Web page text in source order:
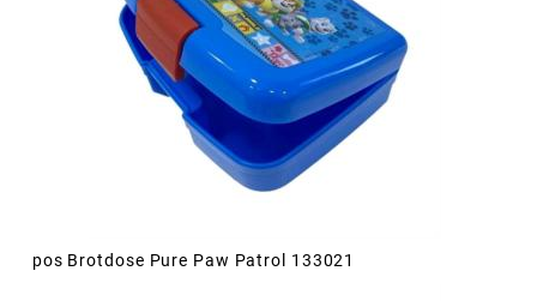
pos Brotdose Pure Paw Patrol 133021